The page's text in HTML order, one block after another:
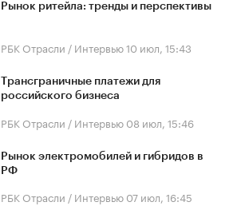
Рынок ритейла: тренды и перспективы
РБК Отрасли / Интервью10 июл, 15:43
Трансграничные платежи для
российского бизнеса
РБК Отрасли / Интервью 08 июл, 15:46
Рынок электромобилей и гибридов в
РФ
РБК Отрасли / Интервью 07 июл, 16:45